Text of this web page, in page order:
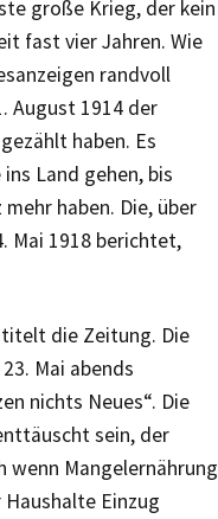
große Krieg, der kein
fast vier Jahren. Wie
randvoll
August 1914 der
haben. Es
Land gehen, bis
haben. Die, über
Mai 1918 berichtet,
die Zeitung. Die
Mai abends
nichts Neues“. Die
sein, der
wenn Mangelernährung
Einzug